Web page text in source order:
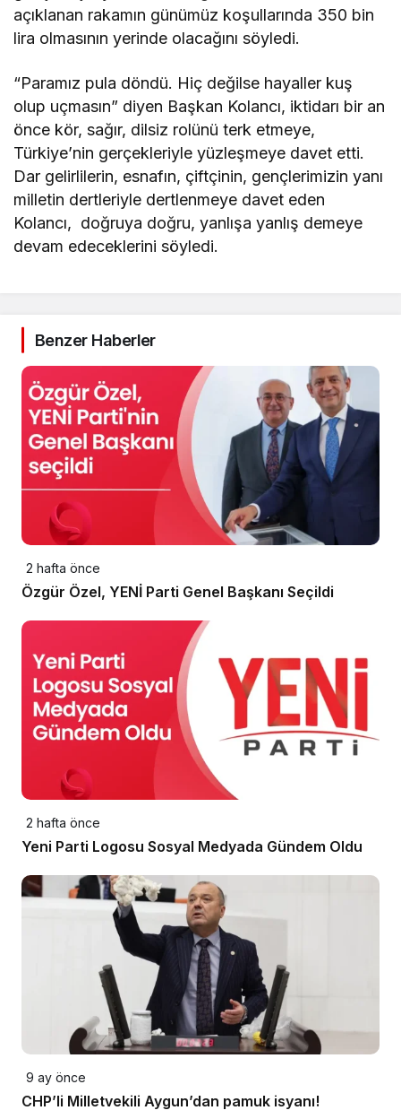
açıklanan rakamın günümüz koşullarında 350 bin
lira olmasının yerinde olacağını söyledi.
“Paramız pula döndü. Hiç değilse hayaller kuş
olup uçmasın” diyen Başkan Kolancı, iktidarı bir an
önce kör, sağır, dilsiz rolünü terk etmeye,
Türkiye’nin gerçekleriyle yüzleşmeye davet etti.
Dar gelirlilerin, esnafın, çiftçinin, gençlerimizin yanı
milletin dertleriyle dertlenmeye davet eden
Kolancı, doğruya doğru, yanlışa yanlış demeye
devam edeceklerini söyledi.
Benzer Haberler
2 hafta önce
Özgür Özel, YENİ Parti Genel Başkanı Seçildi
2 hafta önce
Yeni Parti Logosu Sosyal Medyada Gündem Oldu
9 ay önce
CHP’li Milletvekili Aygun’dan pamuk isyanı!